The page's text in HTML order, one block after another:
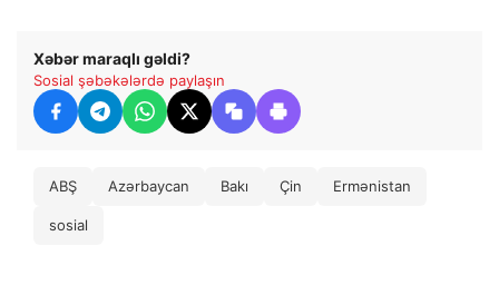
Xəbər maraqlı gəldi?
Sosial şəbəkələrdə paylaşın
ABŞ Azərbaycan Bakı Çin Ermənistan
sosial